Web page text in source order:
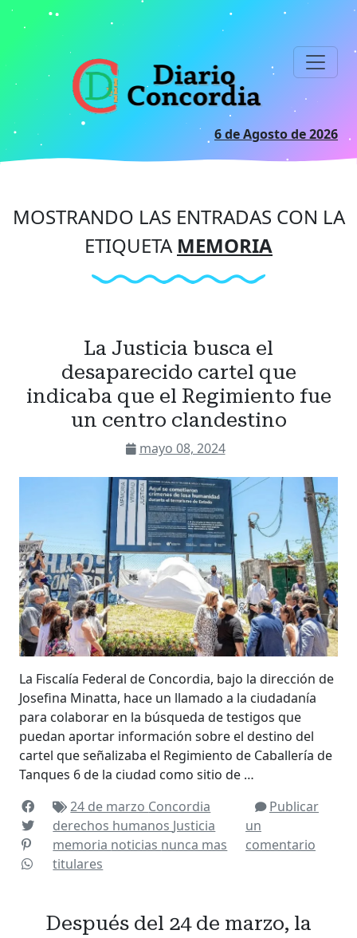
principal
6 de Agosto de 2026
MOSTRANDO LAS ENTRADAS CON LA
ETIQUETA MEMORIA
La Justicia busca el
desaparecido cartel que
indicaba que el Regimiento fue
un centro clandestino
mayo 08, 2024
La Fiscalía Federal de Concordia, bajo la dirección de
Josefina Minatta, hace un llamado a la ciudadanía
para colaborar en la búsqueda de testigos que
puedan aportar información sobre el destino del
cartel que señalizaba el Regimiento de Caballería de
Tanques 6 de la ciudad como sitio de …
24 de marzo Concordia
derechos humanos Justicia
memoria noticias nunca mas
titulares
Publicar
un
comentario
Después del 24 de marzo, la